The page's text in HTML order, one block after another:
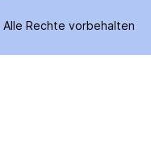
Alle Rechte vorbehalten